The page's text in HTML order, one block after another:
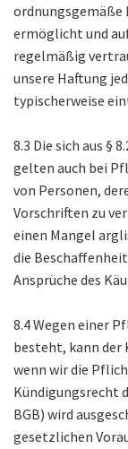
ordnungsgemäße
ermöglicht und
regelmäßig
unsere Haftung
typischerweise
8.3 Die sich aus §
gelten auch bei
von Personen,
Vorschriften zu
einen Mangel
die
Ansprüche des
8.4 Wegen einer
besteht, kann der
wenn wir die
Kündigungsrecht
BGB) wird
gesetzlichen